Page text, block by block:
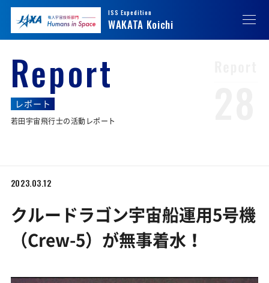
JAXA JAXA 有人宇宙技術部門 Humans in Space
ISS Expedition
WAKATA Koichi
Report
レポート
若田宇宙飛行士の活動レポート
2023.03.12
クルードラゴン宇宙船運用5号機
（Crew-5）が無事着水！